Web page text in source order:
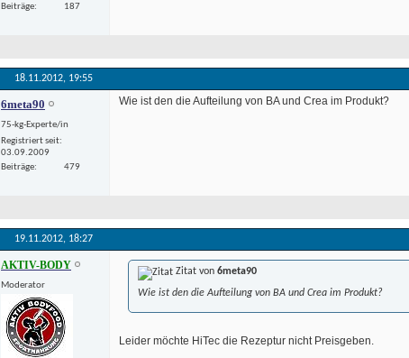
Beiträge
187
18.11.2012, 19:55
6meta90
75-kg-Experte/in
Registriert seit
03.09.2009
Beiträge
479
Wie ist den die Aufteilung von BA und Crea im Produkt?
19.11.2012, 18:27
AKTIV-BODY
Moderator
Zitat von 6meta90
Wie ist den die Aufteilung von BA und Crea im Produkt?
Leider möchte HiTec die Rezeptur nicht Preisgeben.